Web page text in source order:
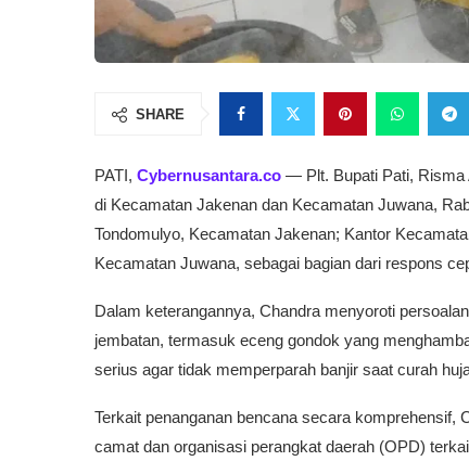
SHARE
PATI, Cybernusantara.co — Plt. Bupati Pati, Risma
di Kecamatan Jakenan dan Kecamatan Juwana,
Tondomulyo, Kecamatan Jakenan; Kantor
Kecamatan Juwana, sebagai bagian dari respons
Dalam keterangannya, Chandra menyoroti
jembatan, termasuk eceng gondok yang
serius agar tidak memperparah banjir saat curah
Terkait penanganan bencana secara
camat dan organisasi perangkat daerah (OPD)